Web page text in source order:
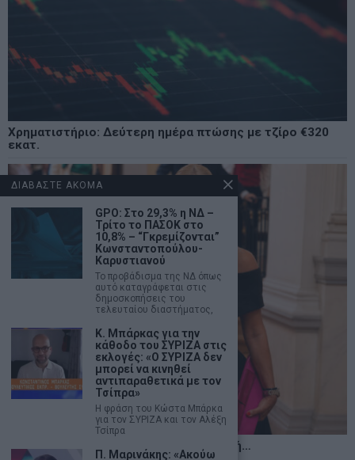
Χρηματιστήριο: Δεύτερη ημέρα πτώσης με τζίρο €320
εκατ.
Η αληθινή παιδεία ξεκινά από την ψυχή…
ΔΙΑΒΑΣΤΕ ΑΚΟΜΑ
GPO: Στο 29,3% η ΝΔ –
Τρίτο το ΠΑΣΟΚ στο
10,8% – “Γκρεμίζονται”
Κωνσταντοπούλου-
Καρυστιανού
Το προβάδισμα της ΝΔ όπως
αυτό καταγράφεται στις
δημοσκοπήσεις του
τελευταίου διαστήματος,
Κ. Μπάρκας για την
κάθοδο του ΣΥΡΙΖΑ στις
εκλογές: «Ο ΣΥΡΙΖΑ δεν
μπορεί να κινηθεί
αντιπαραθετικά με τον
Τσίπρα»
Η φράση του Κώστα Μπάρκα
για τον ΣΥΡΙΖΑ και τον Αλέξη
Τσίπρα
Π. Μαρινάκης: «Ακούω